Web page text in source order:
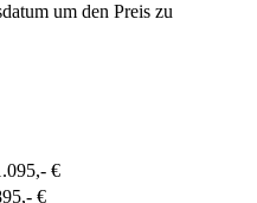
um den Preis zu
€
€